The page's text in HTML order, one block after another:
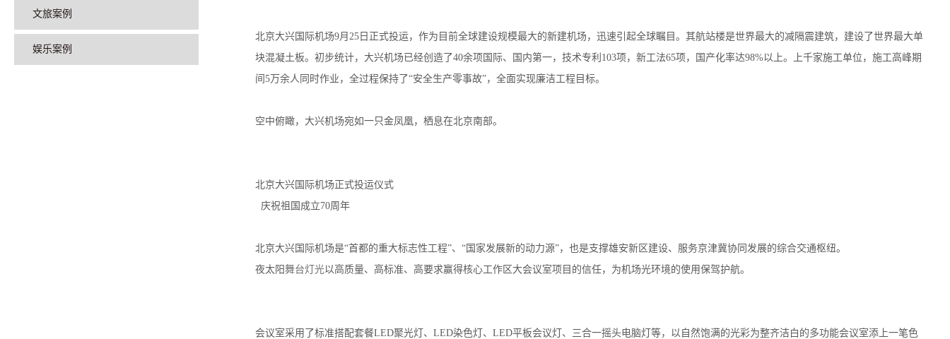
文旅案例
娱乐案例
北京大兴国际机场9月25日正式投运，作为目前全球建设规模最大的新建机场，迅速引起全球瞩目。其航站楼是世界最大的减隔震建筑，建设了世界最大单
块混凝土板。初步统计，大兴机场已经创造了40余项国际、国内第一，技术专利103项，新工法65项，国产化率达98%以上。上千家施工单位，施工高峰期
间5万余人同时作业，全过程保持了“安全生产零事故”，全面实现廉洁工程目标。
空中俯瞰，大兴机场宛如一只金凤凰，栖息在北京南部。
北京大兴国际机场正式投运仪式
庆祝祖国成立70周年
北京大兴国际机场是“首都的重大标志性工程”、“国家发展新的动力源”，也是支撑雄安新区建设、服务京津冀协同发展的综合交通枢纽。
夜太阳舞台灯光以高质量、高标准、高要求赢得核心工作区大会议室项目的信任，为机场光环境的使用保驾护航。
会议室采用了标准搭配套餐LED聚光灯、LED染色灯、LED平板会议灯、三合一摇头电脑灯等，以自然饱满的光彩为整齐洁白的多功能会议室添上一笔色